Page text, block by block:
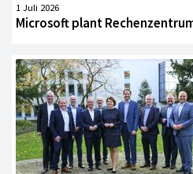
1 Juli 2026
Microsoft plant